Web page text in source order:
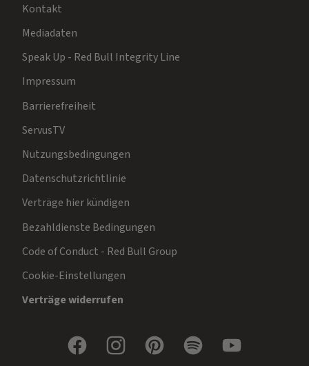
Kontakt
Mediadaten
Speak Up - Red Bull Integrity Line
Impressum
Barrierefreiheit
ServusTV
Nutzungsbedingungen
Datenschutzrichtlinie
Verträge hier kündigen
Bezahldienste Bedingungen
Code of Conduct - Red Bull Group
Cookie-Einstellungen
Verträge widerrufen